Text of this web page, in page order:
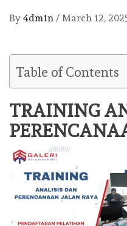
By 4dm1n / March 12,
Table of Contents
TRAINING